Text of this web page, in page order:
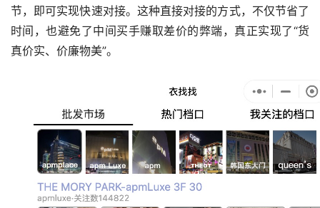
节，即可实现快速对接。这种直接对接的方式，不仅节省了
时间，也避免了中间买手赚取差价的弊端，真正实现了“货
真价实、价廉物美”。